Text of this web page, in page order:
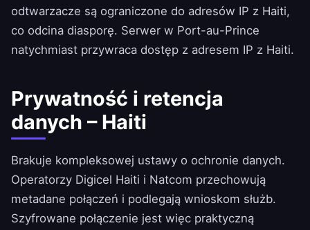
odtwarzacze są ograniczone do adresów IP z Haiti,
co odcina diasporę. Serwer w Port-au-Prince
natychmiast przywraca dostęp z adresem IP z Haiti.
Prywatność i retencja
danych – Haiti
Brakuje kompleksowej ustawy o ochronie danych.
Operatorzy Digicel Haiti i Natcom przechowują
metadane połączeń i podlegają wnioskom służb.
Szyfrowane połączenie jest więc praktyczną